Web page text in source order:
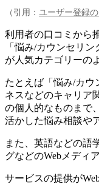
（引用： ユーザー登録
利用者の口コミから
「悩み/カウンセリ
が人気カテゴリーの
たとえば「悩み/カウ
ネスなどのキャリア
の個人的なものまで
活かした悩み相談や
また、英語などの語
グなどのWebメディ
サービスの提供が